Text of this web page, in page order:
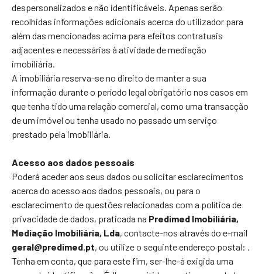
despersonalizados e não identificáveis. Apenas serão
recolhidas informações adicionais acerca do utilizador para
além das mencionadas acima para efeitos contratuais
adjacentes e necessárias à atividade de mediação
imobiliária.
A imobiliária reserva-se no direito de manter a sua
informação durante o período legal obrigatório nos casos em
que tenha tido uma relação comercial, como uma transacção
de um imóvel ou tenha usado no passado um serviço
prestado pela imobiliária.
Acesso aos dados pessoais
Poderá aceder aos seus dados ou solicitar esclarecimentos
acerca do acesso aos dados pessoais, ou para o
esclarecimento de questões relacionadas com a política de
privacidade de dados, praticada na Predimed Imobiliária,
Mediação Imobiliária, Lda, contacte-nos através do e-mail
geral@predimed.pt, ou utilize o seguinte endereço postal: .
Tenha em conta, que para este fim, ser-lhe-á exigida uma